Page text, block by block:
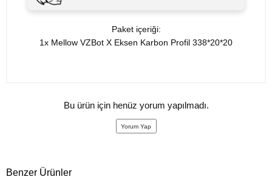
Paket içeriği:
1x Mellow VZBot X Eksen Karbon Profil 338*20*20
Bu ürün için henüz yorum yapılmadı.
Yorum Yap
Benzer Ürünler